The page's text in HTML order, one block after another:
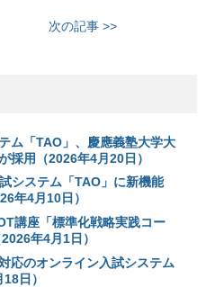
次の記事 >>
ム「TAO」、慶應義塾大学大
採用（2026年4月20日）
システム「TAO」に新機能
年4月10日）
講座「標準化戦略実践コー
年4月1日）
応のオンライン入試システム
日）